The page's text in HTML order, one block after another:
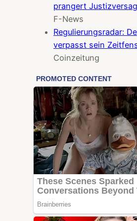
prangert
F-News
Regulierungsradar:
verpasst sein
Coinzeitung